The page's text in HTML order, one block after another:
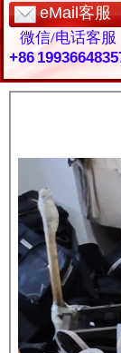
eMail客服
微信/电话客服
+86